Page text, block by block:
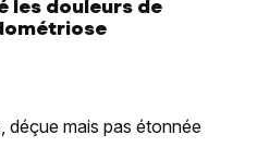
les douleurs de
déçue mais pas étonnée